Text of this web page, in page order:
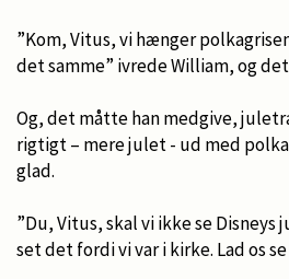
”Kom, Vitus, vi hænger
det samme” ivrede William, og
Og, det måtte han medgive,
rigtigt – mere julet - ud med
glad.
”Du, Vitus, skal vi ikke se Disneys
set det fordi vi var i kirke. Lad os